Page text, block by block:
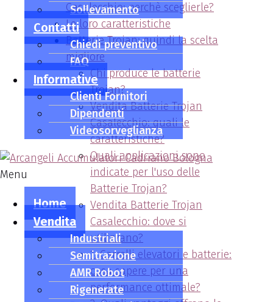
Sollevamento
Contatti
Chiedi preventivo
FAQ
Informative
Clienti Fornitori
Dipendenti
Videosorveglianza
Menu
Home
Vendita
Industriali
Semitrazione
AMR Robot
Rigenerate
Casalecchio: perchè sceglierle?
Le loro caratteristiche
Batterie Trojan: quindi la scelta
migliore
Chi produce le batterie
Trojan?
Vendita Batterie Trojan
Casalecchio: quali le
caratteristiche?
Quali applicazioni sono
indicate per l'uso delle
Batterie Trojan?
Vendita Batterie Trojan
Casalecchio: dove si
utilizzano?
1. Carrelli elevatori e batterie:
cosa sapere per una
performance ottimale?